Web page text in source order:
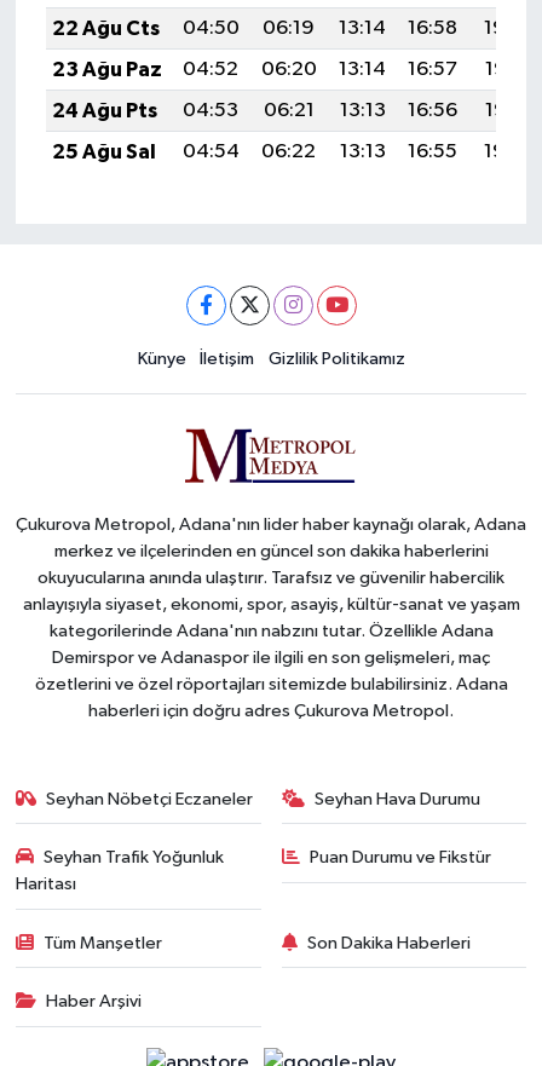
22 Ağu Cts
04:50 06:19 13:14 16:58
19:59
23 Ağu Paz
04:52 06:20 13:14 16:57
19:57
24 Ağu Pts
04:53 06:21 13:13 16:56
19:56
25 Ağu Sal
04:54 06:22 13:13 16:55 19:54
Künye İletişim Gizlilik Politikamız
Çukurova Metropol, Adana'nın lider haber kaynağı olarak, Adana
merkez ve ilçelerinden en güncel son dakika haberlerini
okuyucularına anında ulaştırır. Tarafsız ve güvenilir habercilik
anlayışıyla siyaset, ekonomi, spor, asayiş, kültür-sanat ve yaşam
kategorilerinde Adana'nın nabzını tutar. Özellikle Adana
Demirspor ve Adanaspor ile ilgili en son gelişmeleri, maç
özetlerini ve özel röportajları sitemizde bulabilirsiniz. Adana
haberleri için doğru adres Çukurova Metropol.
Seyhan Nöbetçi Eczaneler Seyhan Hava Durumu
Seyhan Trafik Yoğunluk
Haritası
Puan Durumu ve Fikstür
Tüm Manşetler Son Dakika Haberleri
Haber Arşivi